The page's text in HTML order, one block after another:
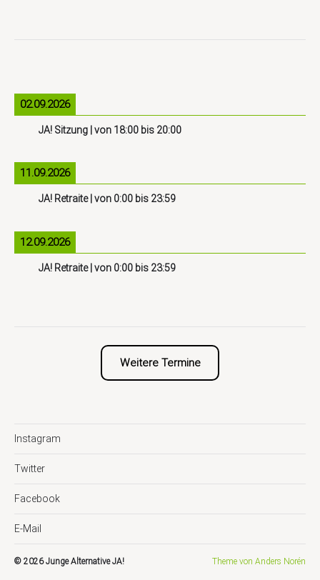
02.09.2026
JA! Sitzung | von 18:00 bis 20:00
11.09.2026
JA! Retraite| von 0:00 bis 23:59
12.09.2026
JA! Retraite| von 0:00 bis 23:59
Weitere Termine
Instagram
Twitter
Facebook
E-Mail
© 2026Junge Alternative JA! Theme von Anders Norén